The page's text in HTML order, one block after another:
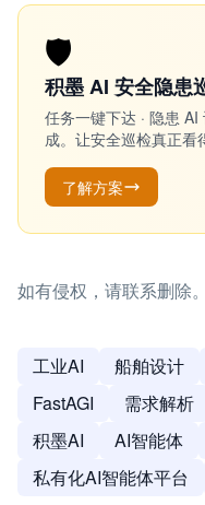
🛡️
积墨 AI 安全隐患
任务一键下达 · 隐患 AI
成。让安全巡检真正看
了解方案
如有侵权，请联系删除。
工业AI 船舶设计
FastAGI
需求解析
积墨AI
AI智能体
私有化AI智能体平台